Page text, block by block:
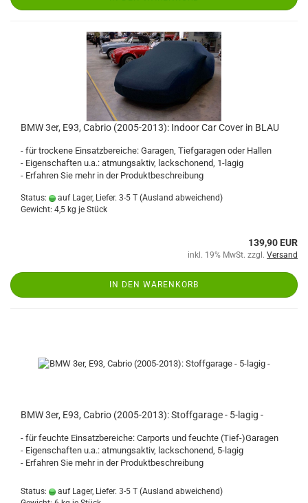
BMW 3er, E93, Cabrio (2005-2013): Indoor Car Cover in BLAU
- für trockene Einsatzbereiche: Garagen, Tiefgaragen oder Hallen
- Eigenschaften u.a.: atmungsaktiv, lackschonend, 1-lagig
- Erfahren Sie mehr in der Produktbeschreibung
Status: auf Lager, Liefer. 3-5 T (Ausland abweichend)
Gewicht: 4,5 kg je Stück
139,90 EUR
inkl. 19% MwSt. zzgl. Versand
IN DEN WARENKORB
BMW 3er, E93, Cabrio (2005-2013): Stoffgarage - 5-lagig -
- für feuchte Einsatzbereiche: Carports und feuchte (Tief-)Garagen
- Eigenschaften u.a.: atmungsaktiv, lackschonend, 5-lagig
- Erfahren Sie mehr in der Produktbeschreibung
Status: auf Lager, Liefer. 3-5 T (Ausland abweichend)